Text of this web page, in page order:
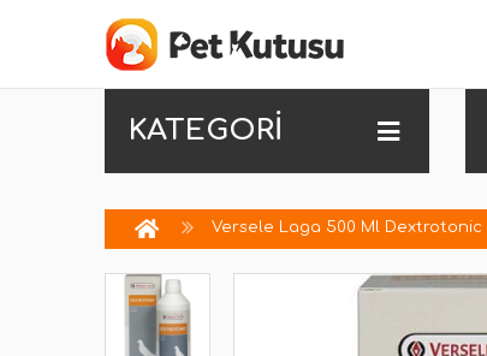
KATEGORİ
Versele Laga 500 Ml Dextrotonic